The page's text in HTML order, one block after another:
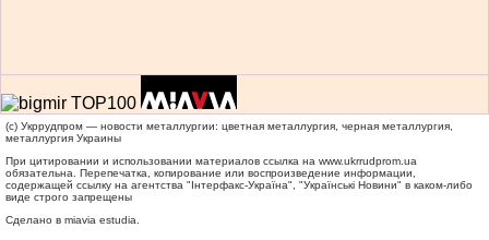
(c) Укррудпром — новости металлургии: цветная металлургия, черная металлургия,
металлургия Украины
При цитировании и использовании материалов ссылка на www.ukrrudprom.ua
обязательна. Перепечатка, копирование или воспроизведение информации,
содержащей ссылку на агентства "Iнтерфакс-Україна", "Українськi Новини" в каком-либо
виде строго запрещены
Сделано в miavia estudia.